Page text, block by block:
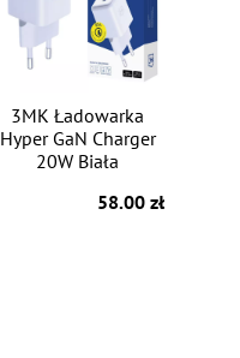
3MK Ładowarka
Hyper GaN Charger
20W Biała
58.00 zł